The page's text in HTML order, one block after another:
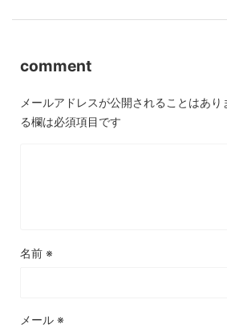
comment
メールアドレスが公開されることはあり
る欄は必須項目です
名前 ※
メール ※